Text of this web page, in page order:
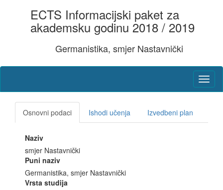
ECTS Informacijski paket za
akademsku godinu 2018 / 2019
Germanistika, smjer Nastavnički
Osnovni podaci Ishodi učenja Izvedbeni plan
Naziv
smjer Nastavnički
Puni naziv
Germanistika, smjer Nastavnički
Vrsta studija